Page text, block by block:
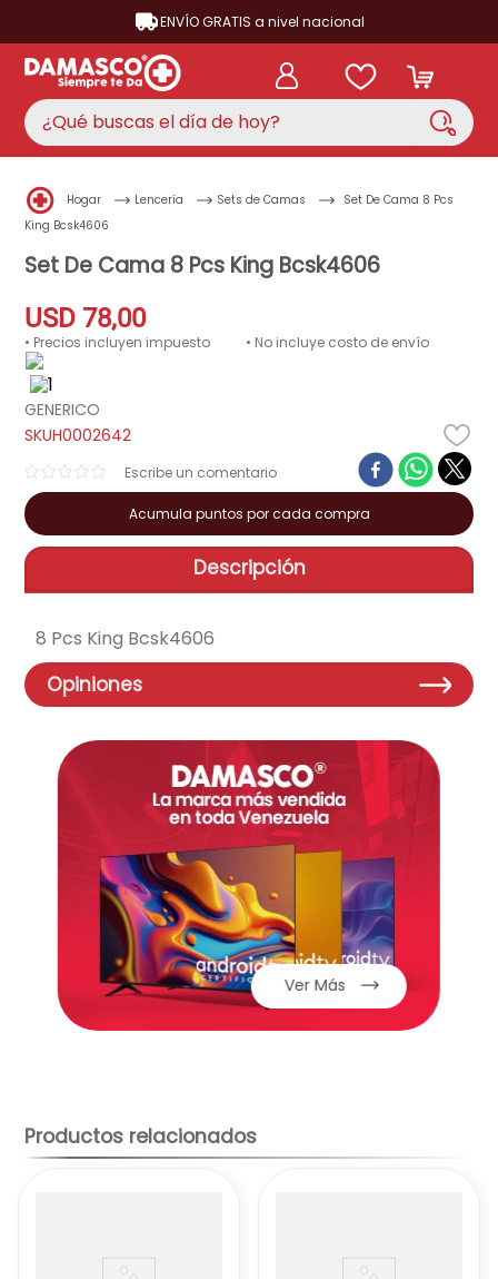
ENVÍO GRATIS a nivel nacional
¿Qué buscas el día de hoy?
Hogar Lencería Sets de Camas
Set De Cama 8 Pcs
King Bcsk4606
Set De Cama 8 Pcs King Bcsk4606
USD 78,00
• Precios incluyen impuesto • No incluye costo de envío
GENERICO
H0002642
☆☆☆☆☆
Acumula puntos por cada compra
Descripción
8 Pcs King Bcsk4606
Opiniones
Productos relacionados
Ver Más
TÉRMINOS MÁS BUSCADOS
1. aire acondicionado
2. nevera
4. cocina
5
6. neveras
8. licuadora
9. aire-acondicionado